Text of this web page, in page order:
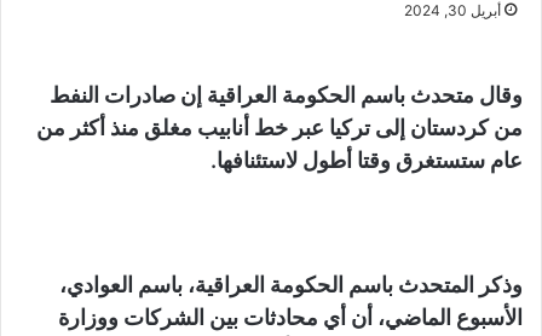
أبريل 30, 2024
وقال متحدث باسم الحكومة العراقية إن صادرات النفط
من كردستان إلى تركيا عبر خط أنابيب مغلق منذ أكثر من
عام ستستغرق وقتا أطول لاستئنافها.
وذكر المتحدث باسم الحكومة العراقية، باسم العوادي،
الأسبوع الماضي، أن أي محادثات بين الشركات ووزارة